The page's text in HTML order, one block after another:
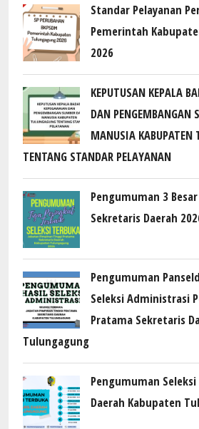
Standar Pelayanan
Pemerintah
2026
KEPUTUSAN KEPALA
DAN PENGEMBANGAN
MANUSIA KABUPATEN
TENTANG STANDAR PELAYANAN
Pengumuman 3
Sekretaris Daerah
Pengumuman
Seleksi Administrasi
Pratama Sekretaris
Tulungagung
Pengumuman
Daerah Kabupaten